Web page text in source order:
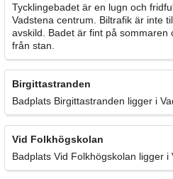
Tycklingebadet är en lugn och
Vadstena centrum. Biltrafik är inte
avskild. Badet är fint på
från stan.
Birgittastranden
Badplats Birgittastranden ligger i
Vid Folkhögskolan
Badplats Vid Folkhögskolan ligger i